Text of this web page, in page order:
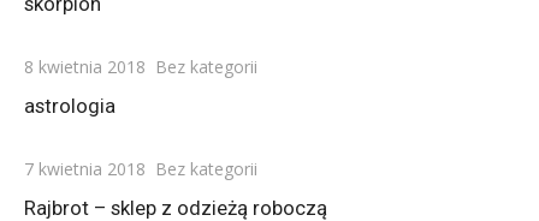
Posted
8 kwietnia 2018 Bez kategorii
astrologia
Posted
on
7 kwietnia 2018 Bez kategorii
Rajbrot – sklep z odzieżą roboczą